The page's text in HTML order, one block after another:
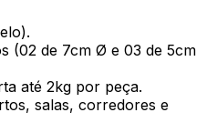
(02 de 7cm Ø e 03 de 5cm
até 2kg por peça.
salas, corredores e